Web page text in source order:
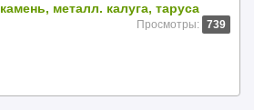
камень, металл. калуга, таруса
Просмотры: 739